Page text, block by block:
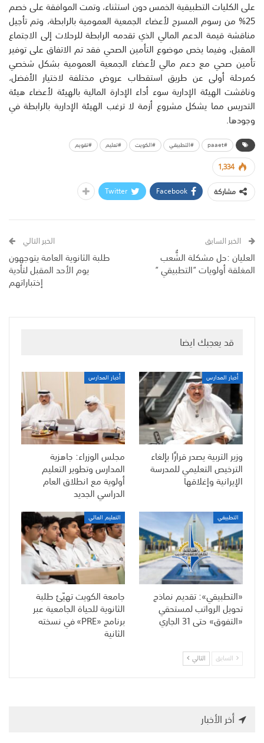
على الكليات التطبيقية الخمس دون استثناء، وتمت الموافقة على خصم
25% من رسوم المسرح لأعضاء الجمعية العمومية بالرابطة، وتم تأجيل
مناقشة قيمة الدعم المالي الذي تقدمه الرابطة للرحلات إلى الاجتماع
المقبل، وفيما يخص موضوع التأمين الصحي فقد تم الاتفاق على توفير
تأمين صحي مع دعم مالي لأعضاء الجمعية العمومية بشكل شخصي
كمرحلة أولى عن طريق استقطاب عروض مختلفة لاختيار الأفضل،
وناقشت الهيئة الإدارية سوء أداء الإدارة المالية بالهيئة لأعضاء هيئة
التدريس مما يشكل مشروع أزمة لا ترغب الهيئة الإدارية بالرابطة في
وجودها.
#paaet #التطبيقي #الكويت #تعليم #تقويم
1,334
مشاركة
Facebook
Twitter
الخبر السابق
العليان :حل مشكلة الشُّعب
المغلقة أولويات “التطبيقي “
الخبر التالي
طلبة الثانوية العامة يتوجهون
يوم الأحد المقبل لتأدية
إختباراتهم
قد يعجبك ايضا
أخبار المدارس
وزير التربية يصدر قرارًا بإلغاء
الترخيص التعليمي للمدرسة
الإيرانية وإغلاقها
أخبار المدارس
مجلس الوزراء: جاهزية
المدارس وتطوير التعليم
أولوية مع انطلاق العام
الدراسي الجديد
التطبيقي
«التطبيقي»: تقديم نماذج
تحويل الرواتب لمستحقي
«التفوق» حتى 31 الجاري
التعليم العالي
جامعة الكويت تهيّئ طلبة
الثانوية للحياة الجامعية عبر
برنامج «PRE» في نسخته
الثانية
السابق التالي
أخر الأخبار